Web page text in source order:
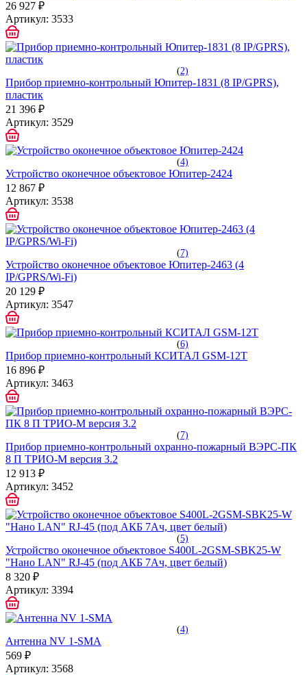
26 927 ₽
Артикул: 3533
(2)
Прибор приемно-контрольный Юпитер-1831 (8 IP/GPRS),
пластик
21 396 ₽
Артикул: 3529
(4)
Устройство оконечное объектовое Юпитер-2424
12 867 ₽
Артикул: 3538
(7)
Устройство оконечное объектовое Юпитер-2463 (4
IP/GPRS/Wi-Fi)
20 129 ₽
Артикул: 3547
(6)
Прибор приемно-контрольный КСИТАЛ GSM-12Т
16 896 ₽
Артикул: 3463
(7)
Прибор приемно-контрольный охранно-пожарный ВЭРС-ПК
8 П ТРИО-М версия 3.2
12 913 ₽
Артикул: 3452
(5)
Устройство оконечное объектовое S400L-2GSM-SBK25-W
"Нано LAN" RJ-45 (под АКБ 7Ач, цвет белый)
8 320 ₽
Артикул: 3394
(4)
Антенна NV 1-SMA
569 ₽
Артикул: 3568